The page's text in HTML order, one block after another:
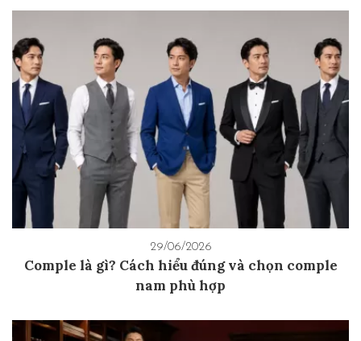
29/06/2026
Comple là gì? Cách hiểu đúng và chọn comple
nam phù hợp